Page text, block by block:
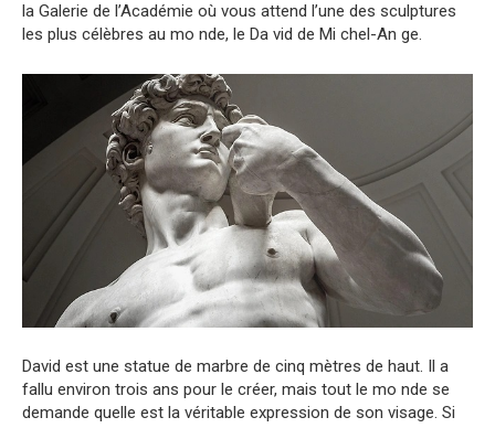
la Galerie de l’Académie où vous attend l’une des sculptures
les plus célèbres au mo nde, le Da vid de Mi chel-An ge.
David est une statue de marbre de cinq mètres de haut. Il a
fallu environ trois ans pour le créer, mais tout le mo nde se
demande quelle est la véritable expression de son visage. Si